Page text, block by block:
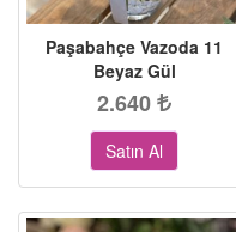
Paşabahçe Vazoda 11
Beyaz Gül
2.640
Satın Al